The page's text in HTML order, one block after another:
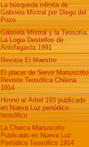
La búsqueda infinita de
Gabriela Mistral por Diego del
Pozo
Gabriela MIstral y la Teosofía:
La Logia Destellos de
Antofagasta 1991
Revista El Maestro
El placer de Servir Manuscrito
Revista Teosófica Chilena
1914
Himno al Árbol 193 publicado
en Nueva Luz periódico
teosófico
La Charca Manuscrito
Publicado en Nueva Luz
Periódico Teosófico 1914